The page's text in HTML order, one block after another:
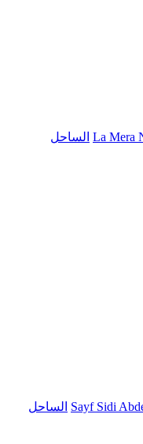
الساحل
الساحل